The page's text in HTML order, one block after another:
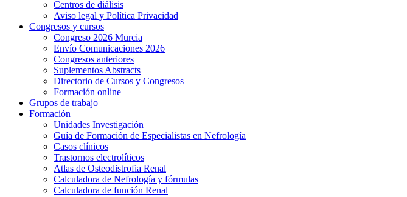
Centros de diálisis
Aviso legal y Política Privacidad
Congresos y cursos
Congreso 2026 Murcia
Envío Comunicaciones 2026
Congresos anteriores
Suplementos Abstracts
Directorio de Cursos y Congresos
Formación online
Grupos de trabajo
Formación
Unidades Investigación
Guía de Formación de Especialistas en Nefrología
Casos clínicos
Trastornos electrolíticos
Atlas de Osteodistrofia Renal
Calculadora de Nefrología y fórmulas
Calculadora de función Renal